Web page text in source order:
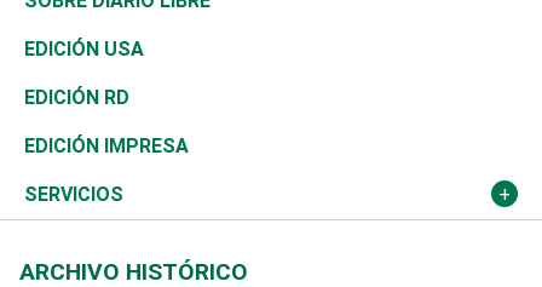
Reportajes
África
Ocenanía
Caribe
Resto del mundo
Vivienda
Telecom.
Global y variable
Economía personal
Buena Vida
Sociales
Novedades
Podcast Arte Libre
Ciclismo
Tenis
Olimpismo
Más deportes
En Directo
El Espía
Noticiero Poteleche
Columnistas
Tecnología
Historia
Martes de tecnología
Cambio climático
Economía
Revista
Deportes
Opinión
EDICIÓN USA
EDICIÓN RD
EDICIÓN IMPRESA
SERVICIOS
ARCHIVO HISTÓRICO